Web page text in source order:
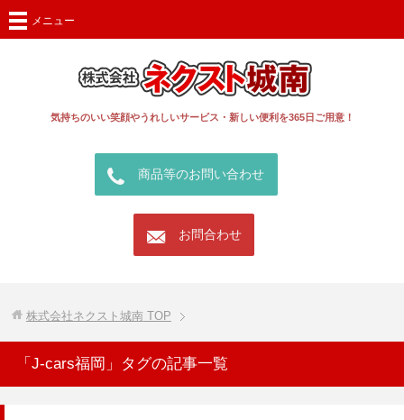
気持ちのいい笑顔やうれしいサービス・新しい便利を365日ご用意！
call 商品等のお問い合わせ
mail お問合わせ
メニュー
株式会社ネクスト城南TOP
「J-cars福岡」タグの記事一覧